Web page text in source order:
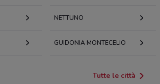
NETTUNO
GUIDONIA MONTECELIO
Tutte le città